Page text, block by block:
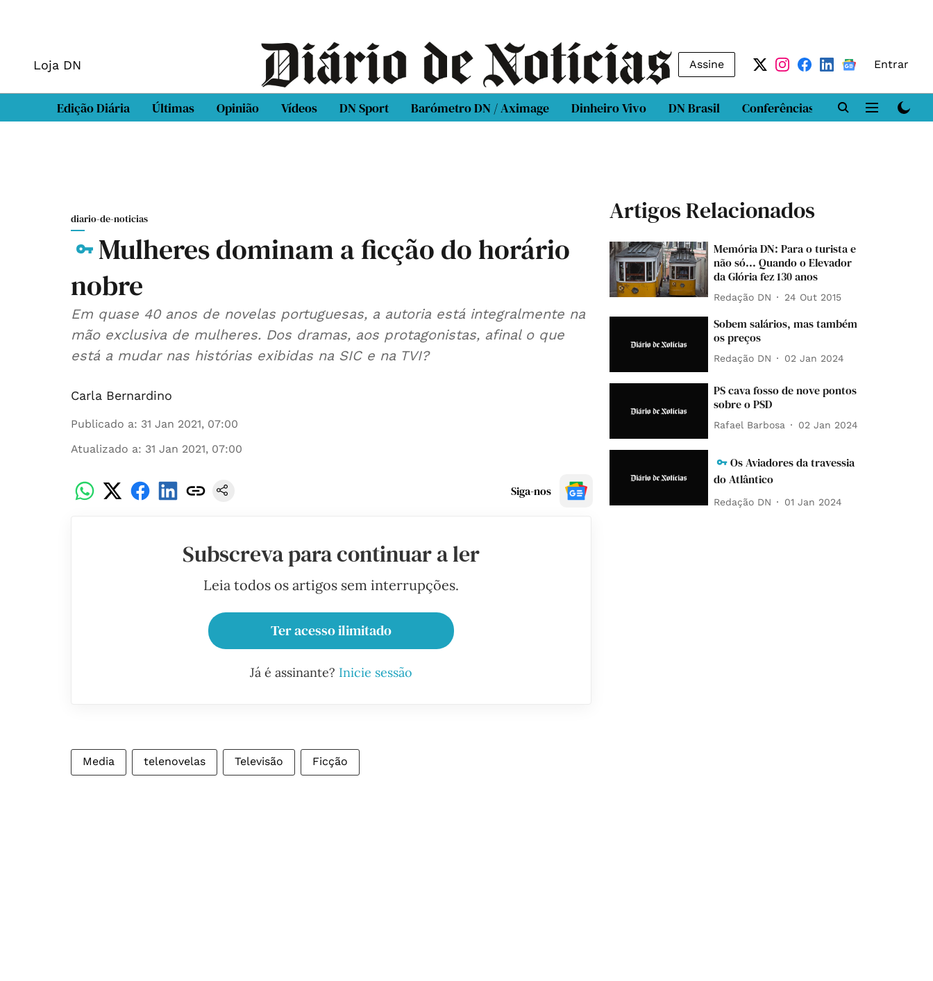
Loja DN Assine Entrar
Edição Diária Últimas Opinião Vídeos DN Sport Barómetro DN / Aximage Dinheiro Vivo DN Brasil Conferências DN LAB
diario-de-noticias
Mulheres dominam a ficção do horário
nobre
Em quase 40 anos de novelas portuguesas, a autoria está integralmente na
mão exclusiva de mulheres. Dos dramas, aos protagonistas, afinal o que
está a mudar nas histórias exibidas na SIC e na TVI?
Carla Bernardino
Publicado a: 31 Jan 2021, 07:00
Atualizado a: 31 Jan 2021, 07:00
Siga-nos
Subscreva para continuar a ler
Leia todos os artigos sem interrupções.
Ter acesso ilimitado
Já é assinante? Inicie sessão
Media telenovelas Televisão Ficção
Artigos Relacionados
Memória DN: Para o turista e
não só... Quando o Elevador
da Glória fez 130 anos
Redação DN 24 Out 2015
Sobem salários, mas também
os preços
Redação DN 02 Jan 2024
PS cava fosso de nove pontos
sobre o PSD
Rafael Barbosa 02 Jan 2024
Os Aviadores da travessia
do Atlântico
Redação DN 01 Jan 2024